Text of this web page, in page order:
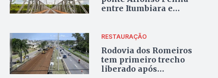
entre Itumbiara e
RESTAURAÇÃO
Rodovia dos Romeiros
tem primeiro trecho
liberado após